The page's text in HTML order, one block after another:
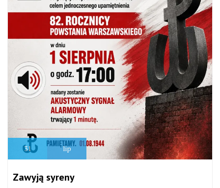
31 lip
Zawyją syreny